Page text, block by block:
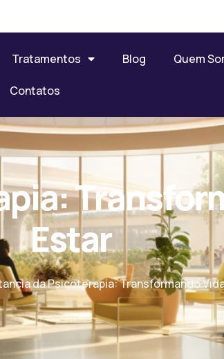
Tratamentos Blog Quem
Contatos
Estar
da Psicoterapia: Transformando